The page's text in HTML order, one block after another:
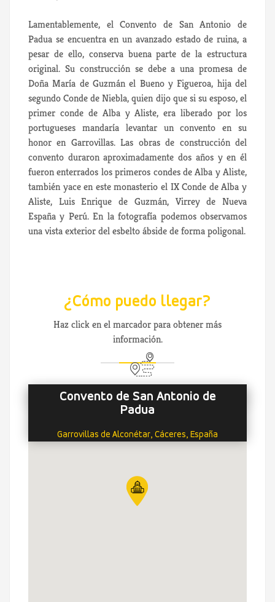
Lamentablemente, el Convento de San Antonio de
Padua se encuentra en un avanzado estado de ruina, a
pesar de ello, conserva buena parte de la estructura
original. Su construcción se debe a una promesa de
Doña María de Guzmán el Bueno y Figueroa, hija del
segundo Conde de Niebla, quien dijo que si su esposo, el
primer conde de Alba y Aliste, era liberado por los
portugueses mandaría levantar un convento en su
honor en Garrovillas. Las obras de construcción del
convento duraron aproximadamente dos años y en él
fueron enterrados los primeros condes de Alba y Aliste,
también yace en este monasterio el IX Conde de Alba y
Aliste, Luis Enrique de Guzmán, Virrey de Nueva
España y Perú. En la fotografía podemos observamos
una vista exterior del esbelto ábside de forma poligonal.
¿Cómo puedo llegar?
Haz click en el marcador para obtener más
información.
Convento de San Antonio de
Padua
Garrovillas de Alconétar, Cáceres, España